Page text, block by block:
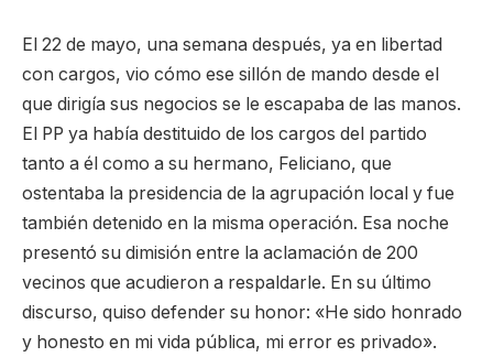
El 22 de mayo, una semana después, ya en libertad
con cargos, vio cómo ese sillón de mando desde el
que dirigía sus negocios se le escapaba de las manos.
El PP ya había destituido de los cargos del partido
tanto a él como a su hermano, Feliciano, que
ostentaba la presidencia de la agrupación local y fue
también detenido en la misma operación. Esa noche
presentó su dimisión entre la aclamación de 200
vecinos que acudieron a respaldarle. En su último
discurso, quiso defender su honor: «He sido honrado
y honesto en mi vida pública, mi error es privado».